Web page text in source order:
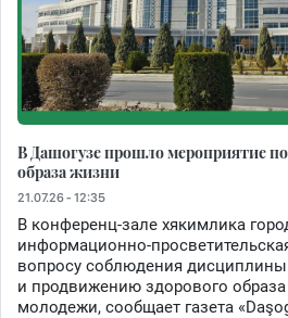
В Дашогузе прошло мероприятие
образа жизни
21.07.26 - 12:35
В конференц-зале хякимлика
информационно-
вопросу соблюдения
и продвижению здорового
молодежи, сообщает газета